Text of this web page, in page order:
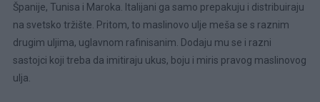
Španije, Tunisa i Maroka. Italijani ga samo prepakuju i distribuiraju
na svetsko tržište. Pritom, to maslinovo ulje meša se s raznim
drugim uljima, uglavnom rafinisanim. Dodaju mu se i razni
sastojci koji treba da imitiraju ukus, boju i miris pravog maslinovog
ulja.